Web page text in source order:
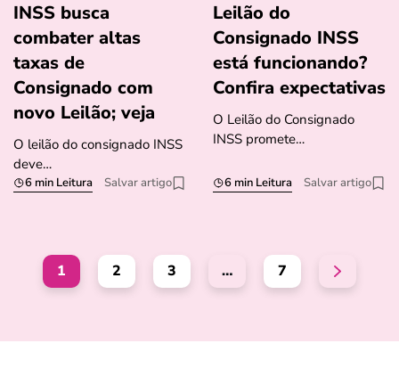
INSS busca
combater altas
taxas de
Consignado com
novo Leilão; veja
O leilão do consignado INSS
deve…
6 min Leitura Salvar artigo
Leilão do
Consignado INSS
está funcionando?
Confira expectativas
O Leilão do Consignado
INSS promete…
6 min Leitura Salvar artigo
1 2 3 … 7